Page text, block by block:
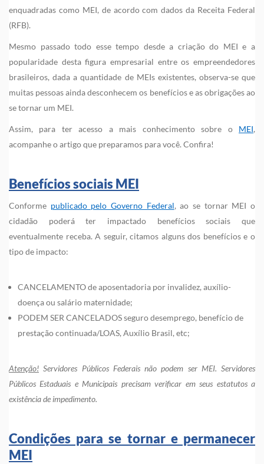
enquadradas como MEI, de acordo com dados da Receita Federal
(RFB).
Mesmo passado todo esse tempo desde a criação do MEI e a
popularidade desta figura empresarial entre os empreendedores
brasileiros, dada a quantidade de MEIs existentes, observa-se que
muitas pessoas ainda desconhecem os benefícios e as obrigações ao
se tornar um MEI.
Assim, para ter acesso a mais conhecimento sobre o MEI,
acompanhe o artigo que preparamos para você. Confira!
Benefícios sociais MEI
Conforme publicado pelo Governo Federal, ao se tornar MEI o
cidadão poderá ter impactado benefícios sociais que
eventualmente receba. A seguir, citamos alguns dos benefícios e o
tipo de impacto:
CANCELAMENTO de aposentadoria por invalidez, auxílio-
doença ou salário maternidade;
PODEM SER CANCELADOS seguro desemprego, benefício de
prestação continuada/LOAS, Auxílio Brasil, etc;
Atenção! Servidores Públicos Federais não podem ser MEI. Servidores
Públicos Estaduais e Municipais precisam verificar em seus estatutos a
existência de impedimento.
Condições para se tornar e permanecer
MEI